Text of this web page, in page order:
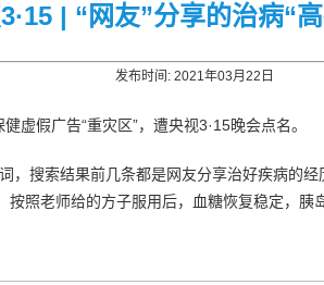
| “网友”分享的治病“
发布时间: 2021年03月22日
虚假广告“重灾区”，遭央视3·15晚会点名。
，搜索结果前几条都是网友分享治好疾病的
照老师给的方子服用后，血糖恢复稳定，